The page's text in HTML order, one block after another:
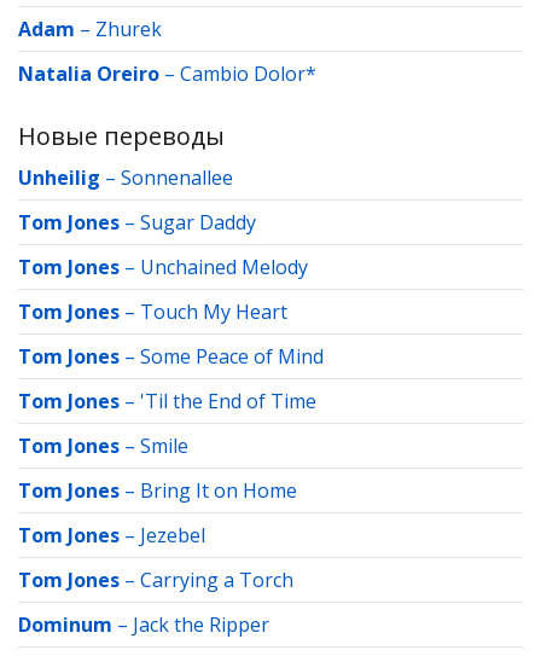
Adam – Zhurek
Natalia Oreiro – Cambio Dolor*
Новые переводы
Unheilig – Sonnenallee
Tom Jones – Sugar Daddy
Tom Jones – Unchained Melody
Tom Jones – Touch My Heart
Tom Jones – Some Peace of Mind
Tom Jones – 'Til the End of Time
Tom Jones – Smile
Tom Jones – Bring It on Home
Tom Jones – Jezebel
Tom Jones – Carrying a Torch
Dominum – Jack the Ripper